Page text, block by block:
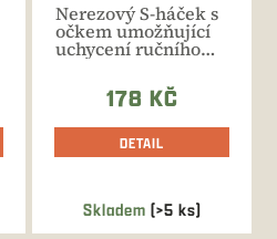
Skladem (>5 ks)
Nerezový S-háček s
očkem umožňující
uchycení ručního
nebo elektrického
navijáku.178 KČ
DETAIL